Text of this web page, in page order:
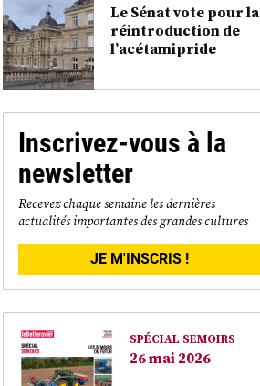
Le Sénat vote pour la
réintroduction de
l’acétamipride
Inscrivez-vous à la
newsletter
Recevez chaque semaine les dernières
actualités importantes des grandes cultures
JE M'INSCRIS !
SPÉCIAL SEMOIRS
26 mai 2026